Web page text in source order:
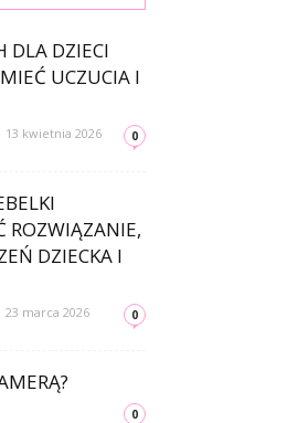
DLA DZIECI
UCZUCIA I
13 kwietnia 2026 0
ROZWIĄZANIE,
DZIECKA I
23 marca 2026 0
0